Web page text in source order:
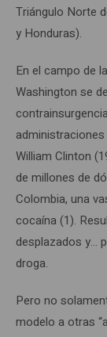
Triángulo Norte
y Honduras).
En el campo de
Washington se
William Clinton
de millones de
Colombia, una
cocaína (1).
desplazados y…
droga.
Pero no
modelo a otras